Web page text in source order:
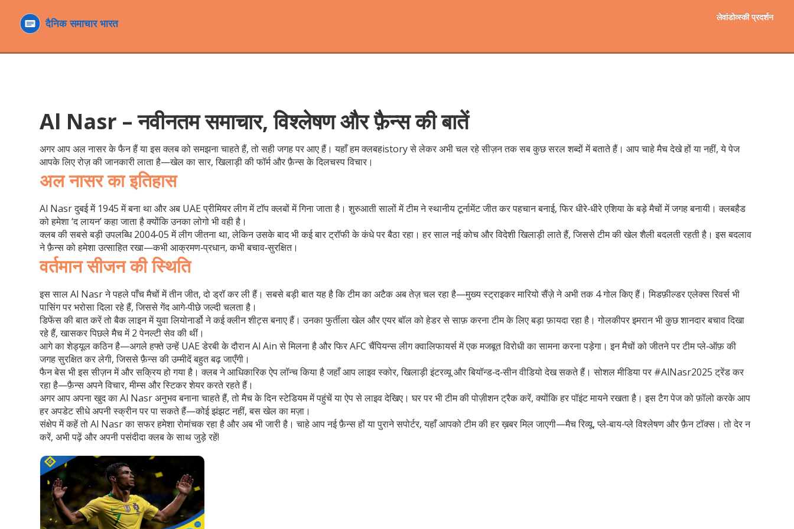
लेवांडोव्स्की प्रदर्शन
Al Nasr – नवीनतम समाचार, विश्लेषण और फ़ैन्स की बातें
अगर आप अल नासर के फैन हैं या इस क्लब को समझना चाहते हैं, तो सही जगह पर आए हैं। यहाँ हम क्लबहistory से लेकर अभी चल रहे सीज़न तक सब कुछ सरल शब्दों में बताते हैं। आप चाहे मैच देखे हों या नहीं, ये पेज
आपके लिए रोज़ की जानकारी लाता है—खेल का सार, खिलाड़ी की फॉर्म और फ़ैन्स के दिलचस्प विचार।
अल नासर का इतिहास
Al Nasr दुबई में 1945 में बना था और अब UAE प्रीमियर लीग में टॉप क्लबों में गिना जाता है। शुरुआती सालों में टीम ने स्थानीय टूर्नामेंट जीत कर पहचान बनाई, फिर धीरे‑धीरे एशिया के बड़े मैचों में जगह बनायी। क्लबहैड
को हमेशा ‘द लायन’ कहा जाता है क्योंकि उनका लोगो भी वही है।
क्लब की सबसे बड़ी उपलब्धि 2004‑05 में लीग जीतना था, लेकिन उसके बाद भी कई बार ट्रॉफी के कंधे पर बैठा रहा। हर साल नई कोच और विदेशी खिलाड़ी लाते हैं, जिससे टीम की खेल शैली बदलती रहती है। इस बदलाव
ने फ़ैन्स को हमेशा उत्साहित रखा—कभी आक्रमण‑प्रधान, कभी बचाव‑सुरक्षित।
वर्तमान सीजन की स्थिति
इस साल Al Nasr ने पहले पाँच मैचों में तीन जीत, दो ड्रॉ कर ली हैं। सबसे बड़ी बात यह है कि टीम का अटैक अब तेज़ चल रहा है—मुख्य स्ट्राइकर मारियो सैंज़े ने अभी तक 4 गोल किए हैं। मिडफ़ील्डर एलेक्स रिवर्स भी
पासिंग पर भरोसा दिला रहे हैं, जिससे गेंद आगे‑पीछे जल्दी चलता है।
डिफेंस की बात करें तो बैक लाइन में युवा लियोनार्डो ने कई क्लीन शीट्स बनाए हैं। उनका फुर्तीला खेल और एयर बॉल को हेडर से साफ़ करना टीम के लिए बड़ा फ़ायदा रहा है। गोलकीपर इमरान भी कुछ शानदार बचाव दिखा
रहे हैं, खासकर पिछले मैच में 2 पेनल्टी सेव की थीं।
आगे का शेड्यूल कठिन है—अगले हफ्ते उन्हें UAE डेरबी के दौरान Al Ain से मिलना है और फिर AFC चैंपियन्स लीग क्वालिफायर्स में एक मजबूत विरोधी का सामना करना पड़ेगा। इन मैचों को जीतने पर टीम प्ले‑ऑफ़ की
जगह सुरक्षित कर लेगी, जिससे फ़ैन्स की उम्मीदें बहुत बढ़ जाएँगी।
फैन बेस भी इस सीज़न में और सक्रिय हो गया है। क्लब ने आधिकारिक ऐप लॉन्च किया है जहाँ आप लाइव स्कोर, खिलाड़ी इंटरव्यू और बियॉन्ड‑द‑सीन वीडियो देख सकते हैं। सोशल मीडिया पर #AlNasr2025 ट्रेंड कर
रहा है—फ़ैन्स अपने विचार, मीम्स और स्टिकर शेयर करते रहते हैं।
अगर आप अपना खुद का Al Nasr अनुभव बनाना चाहते हैं, तो मैच के दिन स्टेडियम में पहुंचें या ऐप से लाइव देखिए। घर पर भी टीम की पोज़ीशन ट्रैक करें, क्योंकि हर पॉइंट मायने रखता है। इस टैग पेज को फ़ॉलो करके आप
हर अपडेट सीधे अपनी स्क्रीन पर पा सकते हैं—कोई झंझट नहीं, बस खेल का मज़ा।
संक्षेप में कहें तो Al Nasr का सफर हमेशा रोमांचक रहा है और अब भी जारी है। चाहे आप नई फ़ैन्स हों या पुराने सपोर्टर, यहाँ आपको टीम की हर ख़बर मिल जाएगी—मैच रिव्यू, प्ले‑बाय‑प्ले विश्लेषण और फ़ैन टॉक्स। तो देर न
करें, अभी पढ़ें और अपनी पसंदीदा क्लब के साथ जुड़े रहें!